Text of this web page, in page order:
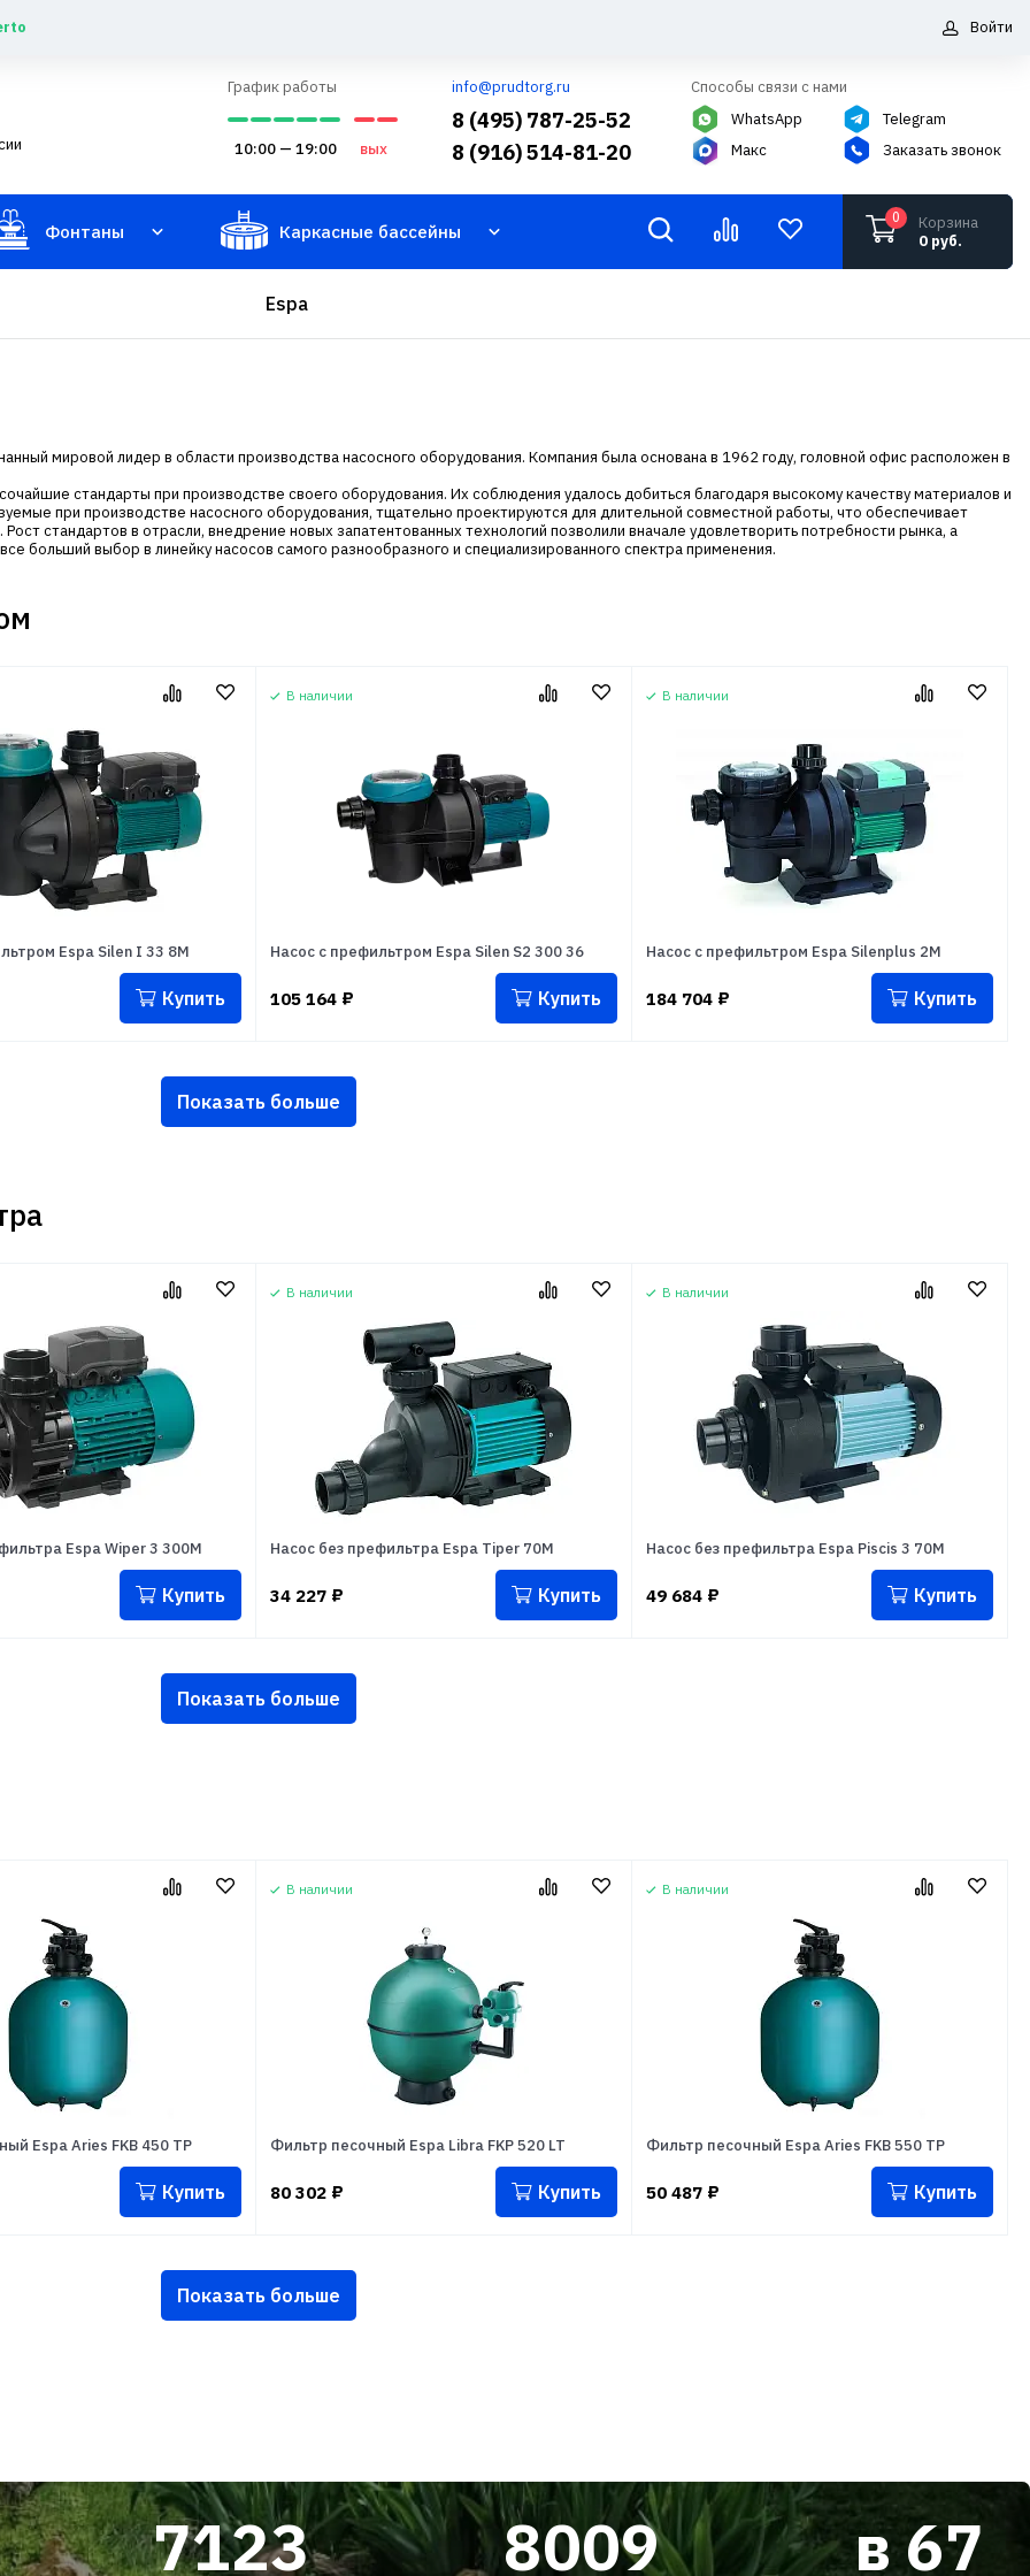
Войти
График работы
10:00 — 19:00 вых
info@prudtorg.ru
8 (495) 787-25-52
8 (916) 514-81-20
Способы связи с нами
WhatsApp
Макс
Telegram
Заказать звонок
Фонтаны Каркасные бассейны
0
Корзина
0 руб.
Espa
мировой лидер в области производства насосного оборудования. Компания была основана в 1962 году, головной офис расположен в
стандарты при производстве своего оборудования. Их соблюдения удалось добиться благодаря высокому качеству материалов и
при производстве насосного оборудования, тщательно проектируются для длительной совместной работы, что обеспечивает
стандартов в отрасли, внедрение новых запатентованных технологий позволили вначале удовлетворить потребности рынка, а
больший выбор в линейку насосов самого разнообразного и специализированного спектра применения.
Espa Silen I 33 8M
Купить
В наличии
Насос с префильтром Espa Silen S2 300 36
105 164 ₽ Купить
В наличии
Насос с префильтром Espa Silenplus 2M
184 704 ₽ Купить
Показать больше
Espa Wiper 3 300M
Купить
В наличии
Насос без префильтра Espa Tiper 70M
34 227 ₽ Купить
В наличии
Насос без префильтра Espa Piscis 3 70M
49 684 ₽ Купить
Показать больше
Espa Aries FKB 450 TP
Купить
В наличии
Фильтр песочный Espa Libra FKP 520 LT
80 302 ₽ Купить
В наличии
Фильтр песочный Espa Aries FKB 550 TP
50 487 ₽ Купить
Показать больше
7123 8009 в 67